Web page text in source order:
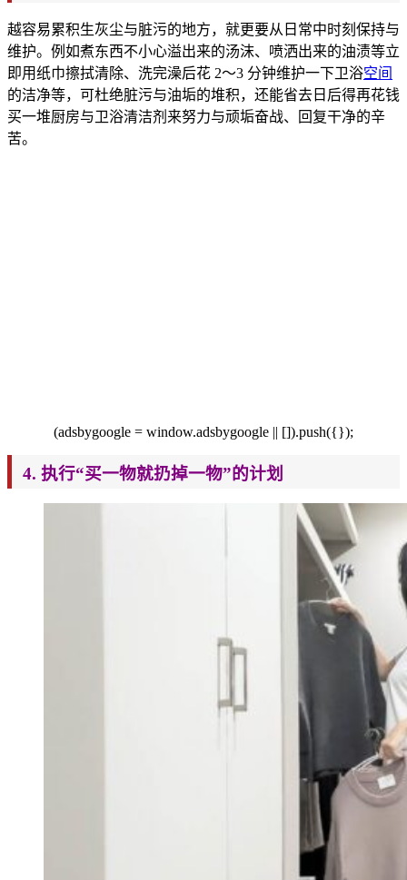
越容易累积生灰尘与脏污的地方，就更要从日常中时刻保持与
维护。例如煮东西不小心溢出来的汤沫、喷洒出来的油渍等立
即用纸巾擦拭清除、洗完澡后花 2～3 分钟维护一下卫浴空间
的洁净等，可杜绝脏污与油垢的堆积，还能省去日后得再花钱
买一堆厨房与卫浴清洁剂来努力与顽垢奋战、回复干净的辛
苦。
(adsbygoogle = window.adsbygoogle || []).push({});
4. 执行“买一物就扔掉一物”的计划